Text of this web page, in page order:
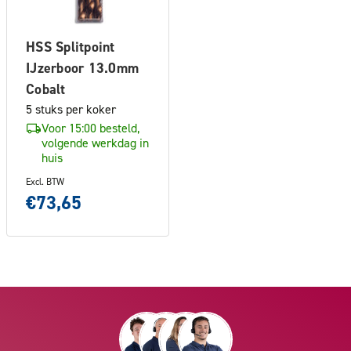
HSS Splitpoint
IJzerboor 13.0mm
Cobalt
5 stuks per koker
Voor 15:00 besteld,
volgende werkdag in
huis
Excl. BTW
€73,65